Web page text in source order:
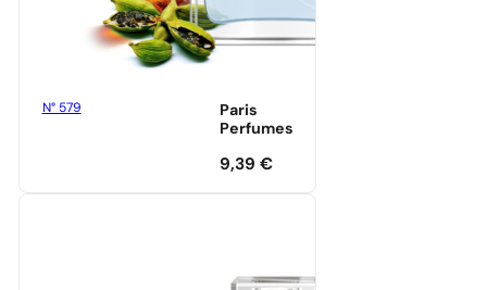
N° 579
Paris
Perfumes
9,39 €